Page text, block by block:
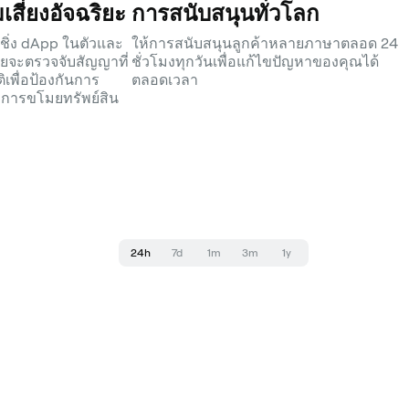
สี่ยงอัจฉริยะ
dApp ในตัวและ
จะตรวจจับสัญญาที่
พื่อป้องกันการ
ารขโมยทรัพย์สิน
การสนับสนุนทั่วโลก
ให้การสนับสนุนลูกค้าหลายภาษาตลอด 24
ชั่วโมงทุกวันเพื่อแก้ไขปัญหาของคุณได้
ตลอดเวลา
24h 7d 1m 3m 1y